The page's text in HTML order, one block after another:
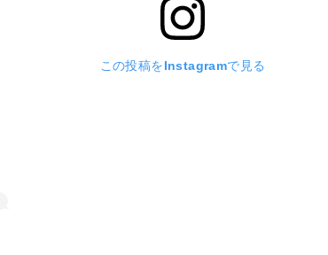
この投稿をInstagramで見る